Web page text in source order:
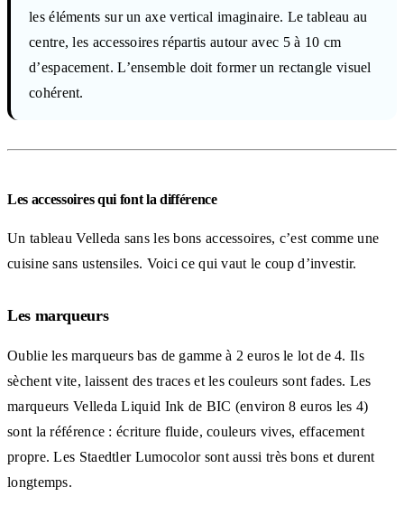
les éléments sur un axe vertical imaginaire. Le tableau au
centre, les accessoires répartis autour avec 5 à 10 cm
d’espacement. L’ensemble doit former un rectangle visuel
cohérent.
Les accessoires qui font la différence
Un tableau Velleda sans les bons accessoires, c’est comme une
cuisine sans ustensiles. Voici ce qui vaut le coup d’investir.
Les marqueurs
Oublie les marqueurs bas de gamme à 2 euros le lot de 4. Ils
sèchent vite, laissent des traces et les couleurs sont fades. Les
marqueurs Velleda Liquid Ink de BIC (environ 8 euros les 4)
sont la référence : écriture fluide, couleurs vives, effacement
propre. Les Staedtler Lumocolor sont aussi très bons et durent
longtemps.